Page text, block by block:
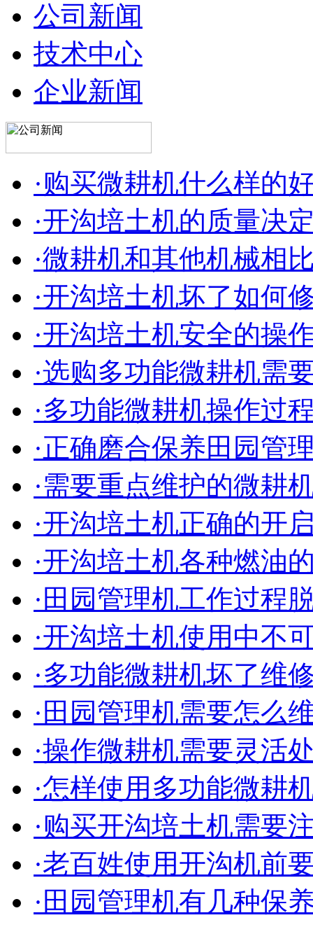
公司新闻
技术中心
企业新闻
·购买微耕机什么样的
·开沟培土机的质量决
·微耕机和其他机械相
·开沟培土机坏了如何
·开沟培土机安全的操
·选购多功能微耕机需
·多功能微耕机操作过
·正确磨合保养田园管
·需要重点维护的微耕
·开沟培土机正确的开
·开沟培土机各种燃油
·田园管理机工作过程
·开沟培土机使用中不
·多功能微耕机坏了维
·田园管理机需要怎么
·操作微耕机需要灵活
·怎样使用多功能微耕
·购买开沟培土机需要
·老百姓使用开沟机前
·田园管理机有几种保